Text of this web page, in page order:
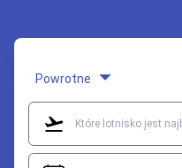
Powrotne